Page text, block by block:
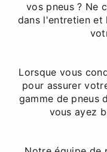
vos pneus ? Ne
dans l'entretien et
Lorsque vous
pour assurer
gamme de pneus
vous ayez